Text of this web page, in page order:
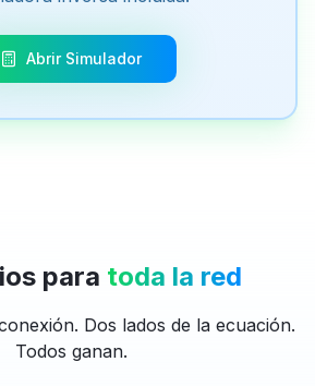
Abrir Simulador
para toda la red
Dos lados de la ecuación.
Todos ganan.